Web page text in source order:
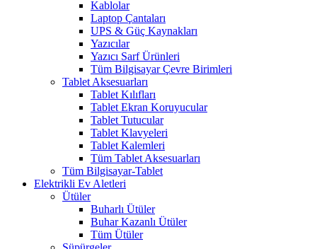
Kablolar
Laptop Çantaları
UPS & Güç Kaynakları
Yazıcılar
Yazıcı Sarf Ürünleri
Tüm Bilgisayar Çevre Birimleri
Tablet Aksesuarları
Tablet Kılıfları
Tablet Ekran Koruyucular
Tablet Tutucular
Tablet Klavyeleri
Tablet Kalemleri
Tüm Tablet Aksesuarları
Tüm Bilgisayar-Tablet
Elektrikli Ev Aletleri
Ütüler
Buharlı Ütüler
Buhar Kazanlı Ütüler
Tüm Ütüler